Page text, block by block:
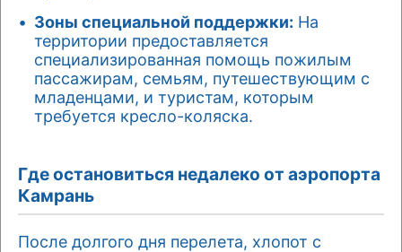
Зоны специальной поддержки: На
территории предоставляется
специализированная помощь пожилым
пассажирам, семьям, путешествующим с
младенцами, и туристам, которым
требуется кресло-коляска.
Где остановиться недалеко от аэропорта
Камрань
После долгого дня перелета, хлопот с